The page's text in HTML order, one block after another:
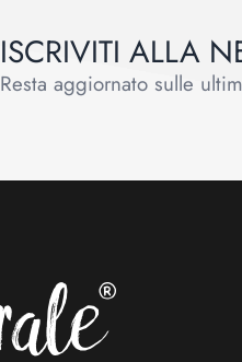
ISCRIVITI ALLA
Resta aggiornato sulle